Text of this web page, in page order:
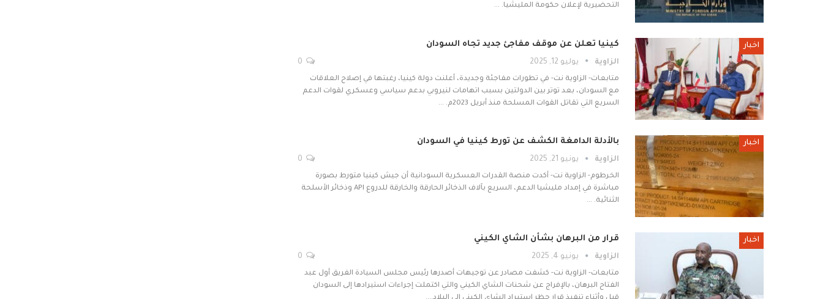
التحضيرية لإعلان حكومة المليشيا. …
اخبار كينيا تعلن عن موقف مفاجئ جديد تجاه السودان
الزاوية يوليو 12, 2025
متابعات- الزاوية نت- في تطورات مفاجئة وجديدة، أعلنت دولة كينيا، رغبتها في إصلاح العلاقات
مع السودان، بعد توتر بين الدولتين بسبب اتهامات لنيروبي بدعم سياسي وعسكري لقوات الدعم
السريع التي تقاتل القوات المسلحة منذ أبريل 2023م. …
اخبار بالأدلة الدامغة الكشف عن تورط كينيا في السودان
الزاوية يونيو 21, 2025
الخرطوم- الزاوية نت- أكدت منصة القدرات العسكرية السودانية أن جيش كينيا متورط بصورة
مباشرة في إمداد مليشيا الدعم، السريع بآلاف الذخائر الحارقة والخارقة للدروع API وذخائر الأسلحة
الثنائية. …
اخبار قرار من البرهان بشأن الشاي الكيني
الزاوية يونيو 4, 2025
متابعات- الزاوية نت- كشفت مصادر عن توجيهات أصدرها رئيس مجلس السيادة الفريق أول عبد
الفتاح البرهان، بالإفراج عن شحنات الشاي الكيني والتي اكتملت إجراءات استيرادها إلى السودان